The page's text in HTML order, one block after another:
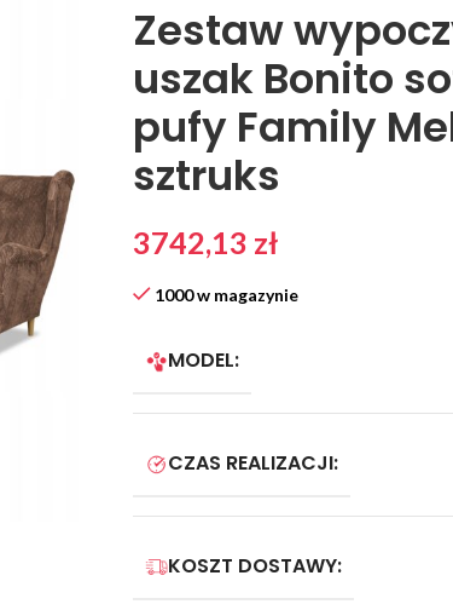
Zestaw
uszak Bonito
pufy Family
sztruks
3742,13 zł
1000 w magazynie
MODEL:
CZAS REALIZACJI:
KOSZT DOSTAWY: